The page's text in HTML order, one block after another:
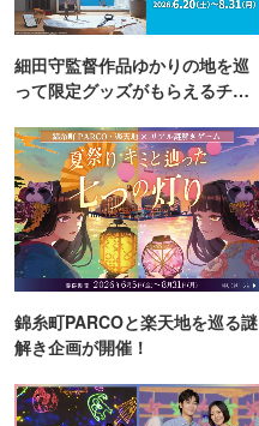
細田守監督作品ゆかりの地を巡
って限定グッズがもらえるチャ
錦糸町PARCOと楽天地を巡る謎
解き企画が開催！